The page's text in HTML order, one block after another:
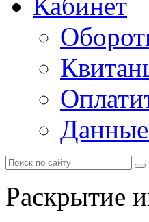
Данные
Раскрытие